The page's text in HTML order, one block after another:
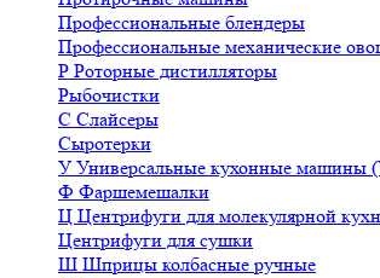
Профессиональные блендеры
Профессиональные механические
Р Роторные дистилляторы
Рыбочистки
С Слайсеры
Сыротерки
У Универсальные кухонные
Ф Фаршемешалки
Ц Центрифуги для молекулярной
Центрифуги для сушки
Ш Шприцы колбасные ручные